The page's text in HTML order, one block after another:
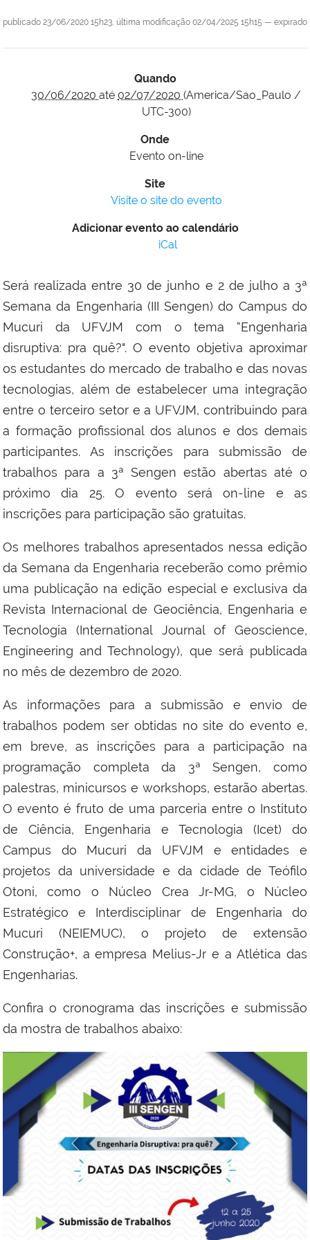
publicado 23/06/2020 15h23, última modificação 02/04/2025 15h15 — expirado
Quando
30/06/2020 até 02/07/2020 (America/Sao_Paulo /
UTC-300)
Onde
Evento on-line
Site
Visite o site do evento
Adicionar evento ao calendário
iCal
Será realizada entre 30 de junho e 2 de julho a 3ª
Semana da Engenharia (III Sengen) do Campus do
Mucuri da UFVJM com o tema “Engenharia
disruptiva: pra quê?". O evento objetiva aproximar
os estudantes do mercado de trabalho e das novas
tecnologias, além de estabelecer uma integração
entre o terceiro setor e a UFVJM, contribuindo para
a formação profissional dos alunos e dos demais
participantes. As inscrições para submissão de
trabalhos para a 3ª Sengen estão abertas até o
próximo dia 25. O evento será on-line e as
inscrições para participação são gratuitas.
Os melhores trabalhos apresentados nessa edição
da Semana da Engenharia receberão como prêmio
uma publicação na edição especial e exclusiva da
Revista Internacional de Geociência, Engenharia e
Tecnologia (International Journal of Geoscience,
Engineering and Technology), que será publicada
no mês de dezembro de 2020.
As informações para a submissão e envio de
trabalhos podem ser obtidas no site do evento e,
em breve, as inscrições para a participação na
programação completa da 3ª Sengen, como
palestras, minicursos e workshops, estarão abertas.
O evento é fruto de uma parceria entre o Instituto
de Ciência, Engenharia e Tecnologia (Icet) do
Campus do Mucuri da UFVJM e entidades e
projetos da universidade e da cidade de Teófilo
Otoni, como o Núcleo Crea Jr-MG, o Núcleo
Estratégico e Interdisciplinar de Engenharia do
Mucuri (NEIEMUC), o projeto de extensão
Construção+, a empresa Melius-Jr e a Atlética das
Engenharias.
Confira o cronograma das inscrições e submissão
da mostra de trabalhos abaixo: